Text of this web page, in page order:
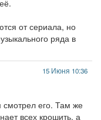
от сериала, но
ряда в
15 Июня 10:36
смотрел его. Там же
всех крошить, а